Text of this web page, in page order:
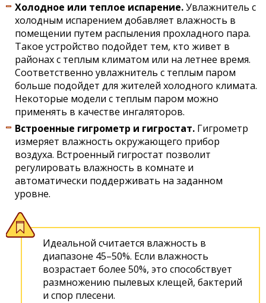
Холодное или теплое испарение.Увлажнитель с
холодным испарением добавляет влажность в
помещении путем распыления прохладного пара.
Такое устройство подойдет тем, кто живет в
районах с теплым климатом или на летнее время.
Соответственно увлажнитель с теплым паром
больше подойдет для жителей холодного климата.
Некоторые модели с теплым паром можно
применять в качестве ингаляторов.
Встроенные гигрометр и гигростат. Гигрометр
измеряет влажность окружающего прибор
воздуха. Встроенный гигростат позволит
регулировать влажность в комнате и
автоматически поддерживать на заданном
уровне.
Идеальной считается влажность в
диапазоне 45–50%. Если влажность
возрастает более 50%, это способствует
размножению пылевых клещей, бактерий
и спор плесени.